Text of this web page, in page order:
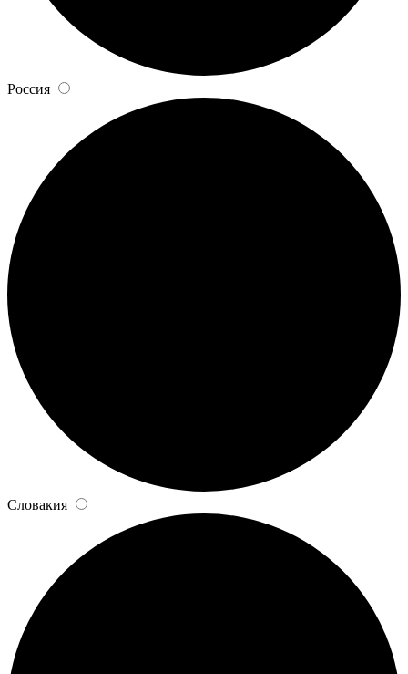
Россия
Словакия